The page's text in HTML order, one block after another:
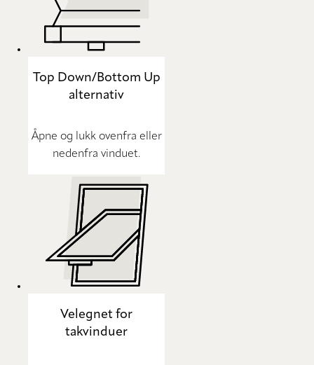
Top Down/Bottom Up
alternativ
Åpne og lukk ovenfra eller
nedenfra vinduet.
Velegnet for
takvinduer